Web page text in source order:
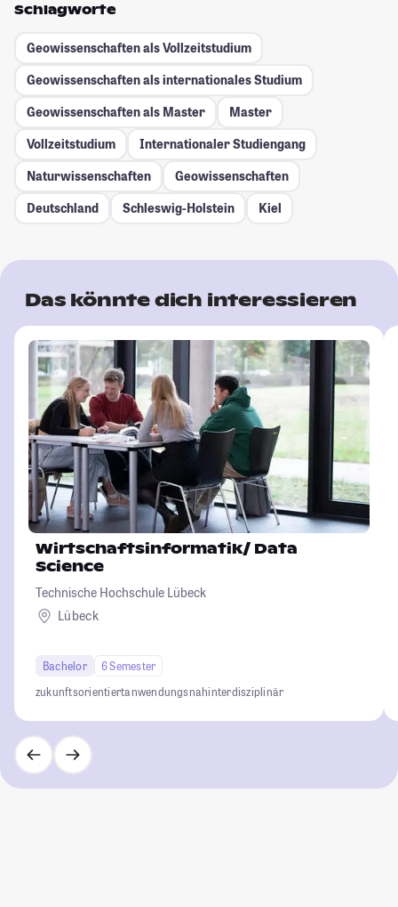
Schlagworte
Geowissenschaften als Vollzeitstudium
Geowissenschaften als internationales Studium
Geowissenschaften als Master
Master
Vollzeitstudium
Internationaler Studiengang
Naturwissenschaften
Geowissenschaften
Deutschland
Schleswig-Holstein Kiel
Das könnte dich interessieren
Wirtschaftsinformatik/ Data
Science
Technische Hochschule Lübeck
Lübeck
Bachelor
6 Semester
zukunftsorientiertanwendungsnahinterdisziplinär